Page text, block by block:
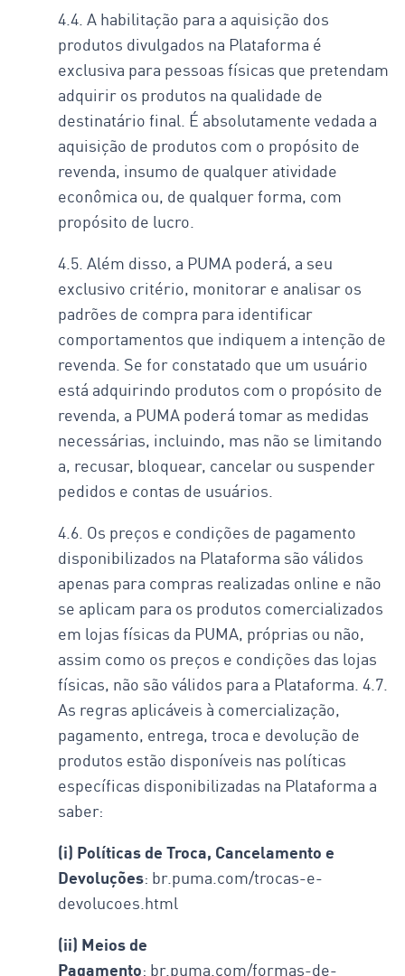
4.4. A habilitação para a aquisição dos
produtos divulgados na Plataforma é
exclusiva para pessoas físicas que pretendam
adquirir os produtos na qualidade de
destinatário final. É absolutamente vedada a
aquisição de produtos com o propósito de
revenda, insumo de qualquer atividade
econômica ou, de qualquer forma, com
propósito de lucro.
4.5. Além disso, a PUMA poderá, a seu
exclusivo critério, monitorar e analisar os
padrões de compra para identificar
comportamentos que indiquem a intenção de
revenda. Se for constatado que um usuário
está adquirindo produtos com o propósito de
revenda, a PUMA poderá tomar as medidas
necessárias, incluindo, mas não se limitando
a, recusar, bloquear, cancelar ou suspender
pedidos e contas de usuários.
4.6. Os preços e condições de pagamento
disponibilizados na Plataforma são válidos
apenas para compras realizadas online e não
se aplicam para os produtos comercializados
em lojas físicas da PUMA, próprias ou não,
assim como os preços e condições das lojas
físicas, não são válidos para a Plataforma. 4.7.
As regras aplicáveis à comercialização,
pagamento, entrega, troca e devolução de
produtos estão disponíveis nas políticas
específicas disponibilizadas na Plataforma a
saber:
(i) Políticas de Troca, Cancelamento e
Devoluções: br.puma.com/trocas-e-
devolucoes.html
(ii) Meios de
Pagamento: br.puma.com/formas-de-